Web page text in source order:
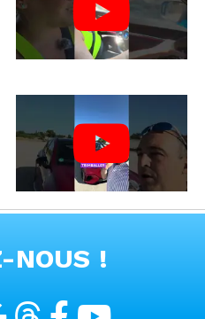
NOUS !